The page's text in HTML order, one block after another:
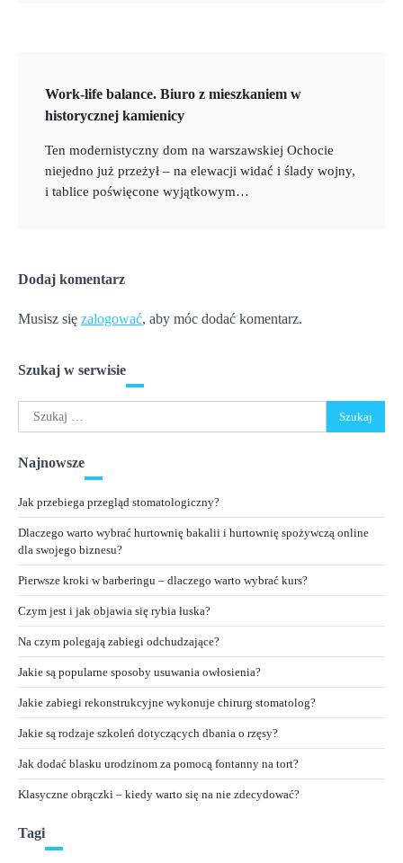
Work-life balance. Biuro z mieszkaniem w
historycznej kamienicy
Ten modernistyczny dom na warszawskiej Ochocie
niejedno już przeżył – na elewacji widać i ślady wojny,
i tablice poświęcone wyjątkowym…
Dodaj komentarz
Musisz się zalogować, aby móc dodać komentarz.
Szukaj w serwisie
Szukaj:
Najnowsze
Jak przebiega przegląd stomatologiczny?
Dlaczego warto wybrać hurtownię bakalii i hurtownię spożywczą online
dla swojego biznesu?
Pierwsze kroki w barberingu – dlaczego warto wybrać kurs?
Czym jest i jak objawia się rybia łuska?
Na czym polegają zabiegi odchudzające?
Jakie są popularne sposoby usuwania owłosienia?
Jakie zabiegi rekonstrukcyjne wykonuje chirurg stomatolog?
Jakie są rodzaje szkoleń dotyczących dbania o rzęsy?
Jak dodać blasku urodzinom za pomocą fontanny na tort?
Klasyczne obrączki – kiedy warto się na nie zdecydować?
Tagi